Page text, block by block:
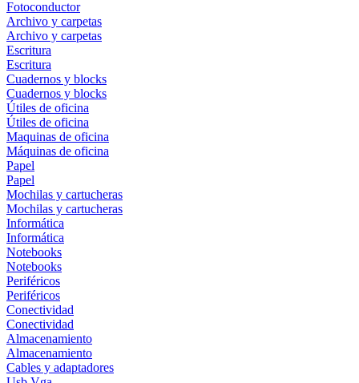
Fotoconductor
Archivo y carpetas
Archivo y carpetas
Escritura
Escritura
Cuadernos y blocks
Cuadernos y blocks
Útiles de oficina
Útiles de oficina
Maquinas de oficina
Máquinas de oficina
Papel
Papel
Mochilas y cartucheras
Mochilas y cartucheras
Informática
Informática
Notebooks
Notebooks
Periféricos
Periféricos
Conectividad
Conectividad
Almacenamiento
Almacenamiento
Cables y adaptadores